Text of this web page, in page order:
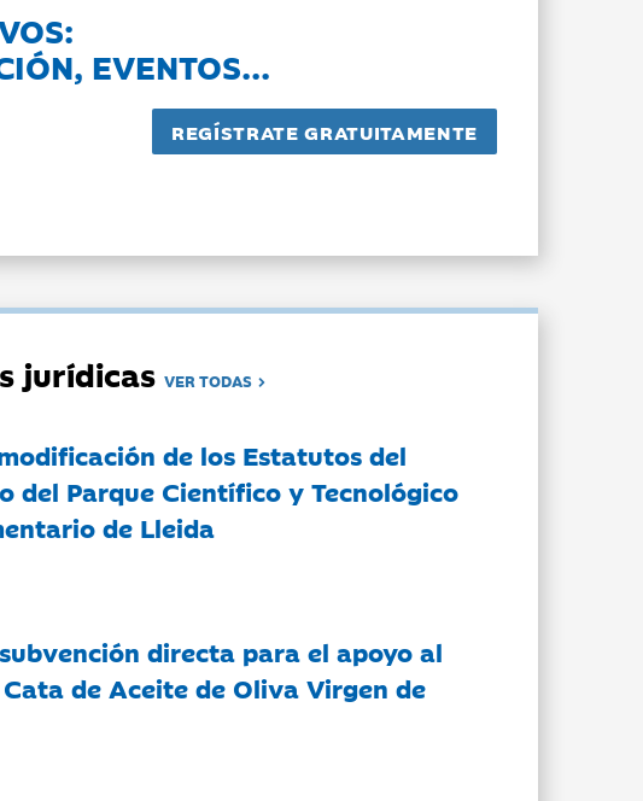
EVENTOS...
jurídicasVER TODAS
de los Estatutos del
del Parque Científico y Tecnológico
de Lleida
directa para el apoyo al
de Aceite de Oliva Virgen de